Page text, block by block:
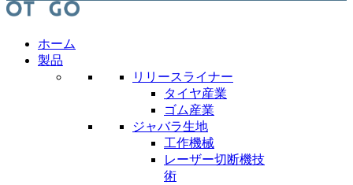
ホーム
製品
リリースライナー
タイヤ産業
ゴム産業
ジャバラ生地
工作機械
レーザー切断機技
術